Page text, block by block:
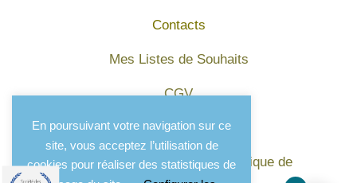
Contacts
Mes Listes de Souhaits
CGV
Mentions légales
Protection des données et politique de
En poursuivant votre navigation sur ce
site, vous acceptez l’utilisation de
cookies pour réaliser des statistiques de